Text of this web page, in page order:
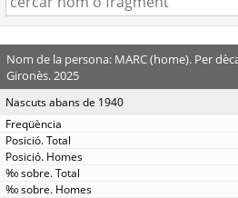
Nom de la persona: MARC (home). Per
Gironès. 2025
Nascuts abans de 1940